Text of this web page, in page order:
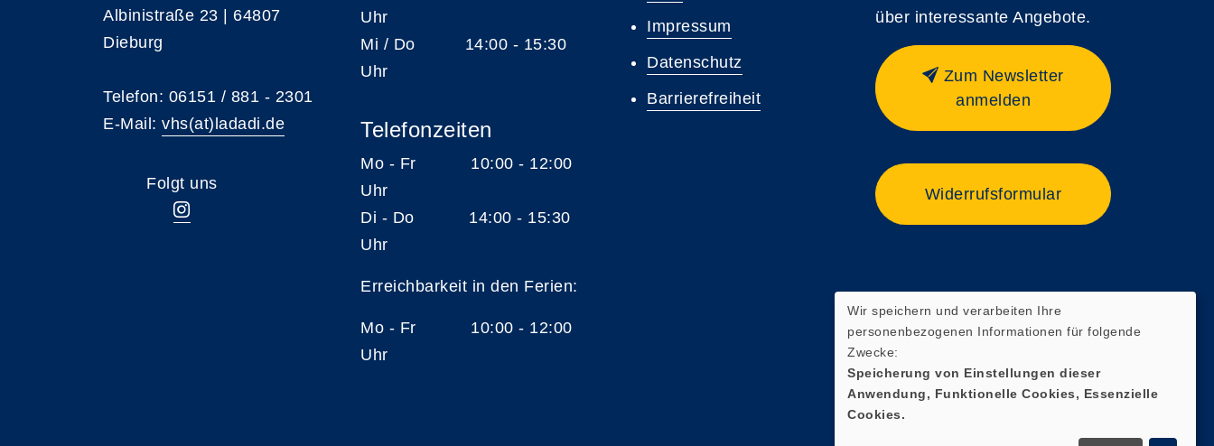
Albinistraße 23 | 64807
Dieburg
Telefon: 06151 / 881 - 2301
E-Mail: vhs(at)ladadi.de
Folgt uns
Uhr
Mi / Do 14:00 - 15:30
Uhr
Telefonzeiten
Mo - Fr 10:00 - 12:00
Uhr
Di - Do 14:00 - 15:30
Uhr
Erreichbarkeit in den Ferien:
Mo - Fr 10:00 - 12:00
Uhr
Impressum
Datenschutz
Barrierefreiheit
über interessante Angebote.
Zum Newsletter
anmelden
Widerrufsformular
Wir speichern und verarbeiten Ihre
personenbezogenen Informationen für folgende
Zwecke:
Speicherung von Einstellungen dieser
Anwendung, Funktionelle Cookies, Essenzielle
Cookies.